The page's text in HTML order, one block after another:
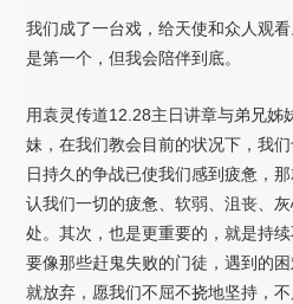
我们成了一台戏，给天使和众人观
是第一个，但我会陪伴到底。
用袁灵传道12.28主日讲章与弟兄姊
妹，在我们教会目前的状况下，我
日持久的争战已使我们感到疲惫，
认我们一切的疲惫、软弱、沮丧、
处。其次，也是更重要的，就是持
要像那些赶鬼失败的门徒，遇到的
就放弃，愿我们不屈不挠地坚持，